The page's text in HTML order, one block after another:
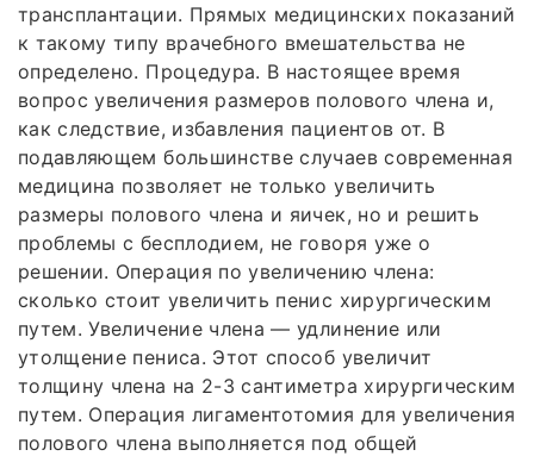
трансплантации. Прямых медицинских показаний
к такому типу врачебного вмешательства не
определено. Процедура. В настоящее время
вопрос увеличения размеров полового члена и,
как следствие, избавления пациентов от. В
подавляющем большинстве случаев современная
медицина позволяет не только увеличить
размеры полового члена и яичек, но и решить
проблемы с бесплодием, не говоря уже о
решении. Операция по увеличению члена:
сколько стоит увеличить пенис хирургическим
путем. Увеличение члена — удлинение или
утолщение пениса. Этот способ увеличит
толщину члена на 2-3 сантиметра хирургическим
путем. Операция лигаментотомия для увеличения
полового члена выполняется под общей